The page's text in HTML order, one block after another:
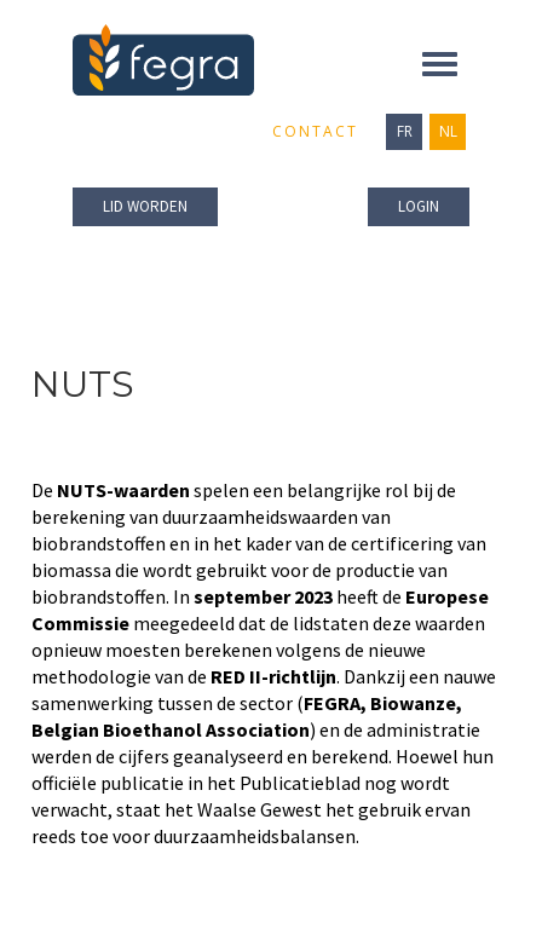
Toggle
CONTACT FR NL
LID WORDEN LOGIN
NUTS
De NUTS-waarden spelen een belangrijke rol bij de
berekening van duurzaamheidswaarden van
biobrandstoffen en in het kader van de certificering van
biomassa die wordt gebruikt voor de productie van
biobrandstoffen. In september 2023 heeft de Europese
Commissie meegedeeld dat de lidstaten deze waarden
opnieuw moesten berekenen volgens de nieuwe
methodologie van de RED II-richtlijn. Dankzij een nauwe
samenwerking tussen de sector (FEGRA, Biowanze,
Belgian Bioethanol Association) en de administratie
werden de cijfers geanalyseerd en berekend. Hoewel hun
officiële publicatie in het Publicatieblad nog wordt
verwacht, staat het Waalse Gewest het gebruik ervan
reeds toe voor duurzaamheidsbalansen.